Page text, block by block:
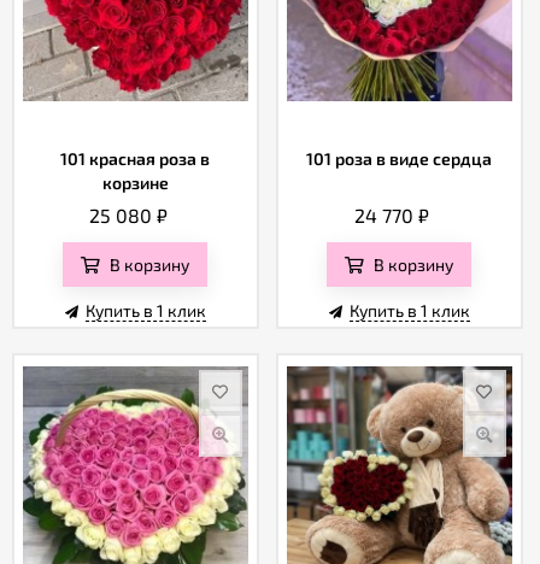
Публичная
оферта
101 красная роза в
корзине
25 080 ₽
В корзину
Купить в 1 клик
101 роза в виде сердца
24 770₽
В корзину
Купить в 1 клик